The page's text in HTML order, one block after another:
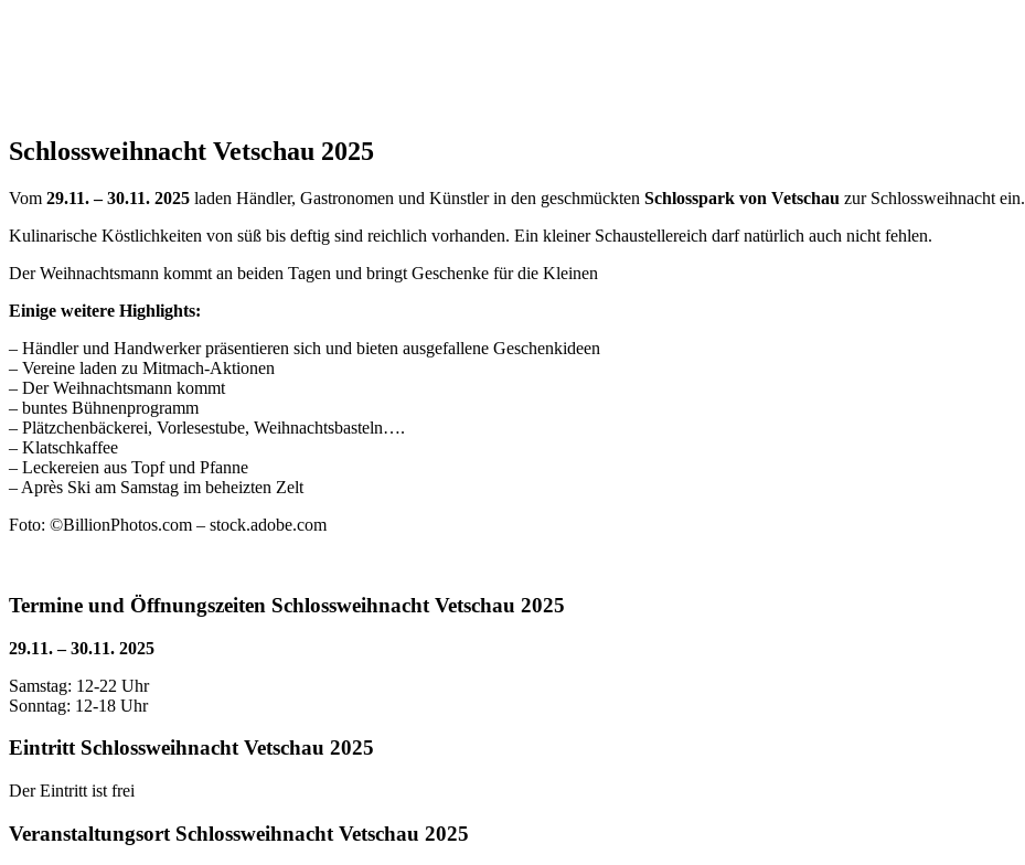
Schlossweihnacht Vetschau 2025
Vom 29.11. – 30.11. 2025 laden Händler, Gastronomen und Künstler in den geschmückten Schlosspark von Vetschau zur Schlossweihnacht ein.
Kulinarische Köstlichkeiten von süß bis deftig sind reichlich vorhanden. Ein kleiner Schaustellereich darf natürlich auch nicht fehlen.
Der Weihnachtsmann kommt an beiden Tagen und bringt Geschenke für die Kleinen
Einige weitere Highlights:
– Händler und Handwerker präsentieren sich und bieten ausgefallene Geschenkideen
– Vereine laden zu Mitmach-Aktionen
– Der Weihnachtsmann kommt
– buntes Bühnenprogramm
– Plätzchenbäckerei, Vorlesestube, Weihnachtsbasteln….
– Klatschkaffee
– Leckereien aus Topf und Pfanne
– Après Ski am Samstag im beheizten Zelt
Foto: ©BillionPhotos.com – stock.adobe.com
Termine und Öffnungszeiten Schlossweihnacht Vetschau 2025
29.11. – 30.11. 2025
Samstag: 12-22 Uhr
Sonntag: 12-18 Uhr
Eintritt Schlossweihnacht Vetschau 2025
Der Eintritt ist frei
Veranstaltungsort Schlossweihnacht Vetschau 2025